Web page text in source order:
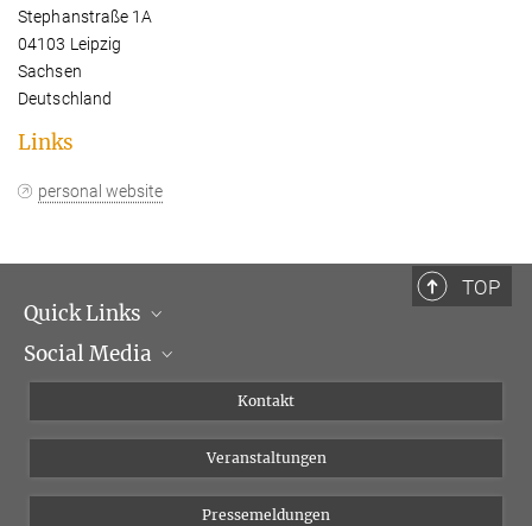
Stephanstraße 1A
04103 Leipzig
Sachsen
Deutschland
Links
personal website
TOP
Quick Links
Institutsleitung
Social Media
YouTube
Kontakt
Veranstaltungen
Pressemeldungen